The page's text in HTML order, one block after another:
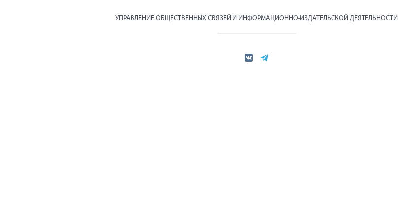
УПРАВЛЕНИЕ ОБЩЕСТВЕННЫХ СВЯЗЕЙ И ИНФОРМАЦИОННО-ИЗДАТЕЛЬСКОЙ ДЕЯТЕЛЬНОСТИ